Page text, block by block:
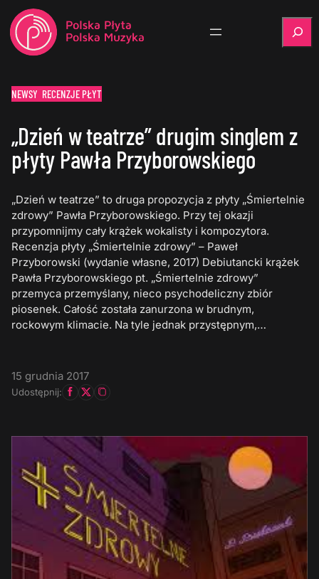
NEWSY RECENZJE PŁYT
„Dzień w teatrze” drugim singlem z
płyty Pawła Przyborowskiego
„Dzień w teatrze” to druga propozycja z płyty „Śmiertelnie
zdrowy” Pawła Przyborowskiego. Przy tej okazji
przypomnijmy cały krążek wokalisty i kompozytora.
Recenzja płyty „Śmiertelnie zdrowy” – Paweł
Przyborowski (wydanie własne, 2017) Debiutancki krążek
Pawła Przyborowskiego pt. „Śmiertelnie zdrowy”
przemyca przemyślany, nieco psychodeliczny zbiór
piosenek. Całość została zanurzona w brudnym,
rockowym klimacie. Na tyle jednak przystępnym,…
15 grudnia 2017
Udostępnij: